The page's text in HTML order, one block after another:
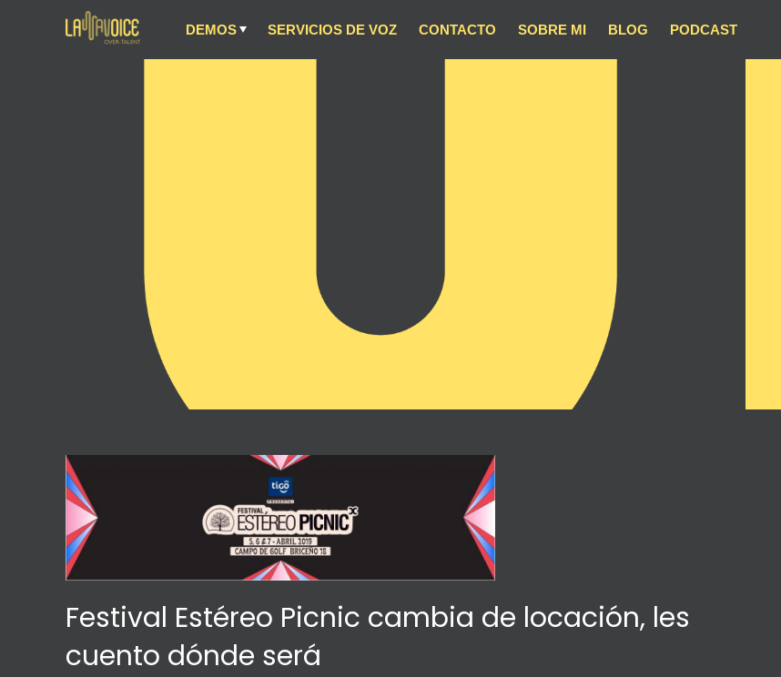
DEMOS SERVICIOS DE VOZ CONTACTO SOBRE MI BLOG PODCAST
Festival Estéreo Picnic cambia de locación, les
cuento dónde será